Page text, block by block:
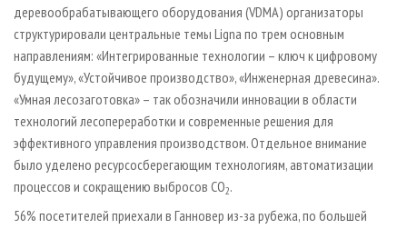
деревообрабатывающего оборудования (VDMA) организаторы
структурировали центральные темы Ligna по трем основным
направлениям: «Интегрированные технологии – ключ к цифровому
будущему», «Устойчивое производство», «Инженерная древесина».
«Умная лесозаготовка» – так обозначили инновации в области
технологий лесопереработки и современные решения для
эффективного управления производством. Отдельное внимание
было уделено ресурсосберегающим технологиям, автоматизации
процессов и сокращению выбросов CO2.
56% посетителей приехали в Ганновер из-за рубежа, по большей